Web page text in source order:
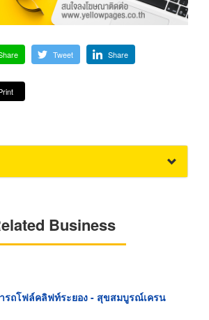
Tweet Share
Business
รถโฟล์คลิฟท์ระยอง - สุขสมบูรณ์เครน